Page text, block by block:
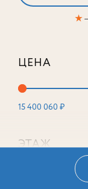
★
ЦЕНА
15 400 060 ₽
ЭТАЖ